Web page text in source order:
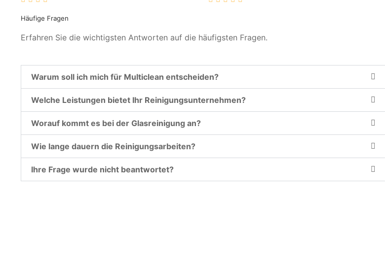
Häufige Fragen
Erfahren Sie die wichtigsten Antworten auf die häufigsten Fragen.
Warum soll ich mich für Multiclean entscheiden?
Welche Leistungen bietet Ihr Reinigungsunternehmen?
Worauf kommt es bei der Glasreinigung an?
Wie lange dauern die Reinigungsarbeiten?
Ihre Frage wurde nicht beantwortet?